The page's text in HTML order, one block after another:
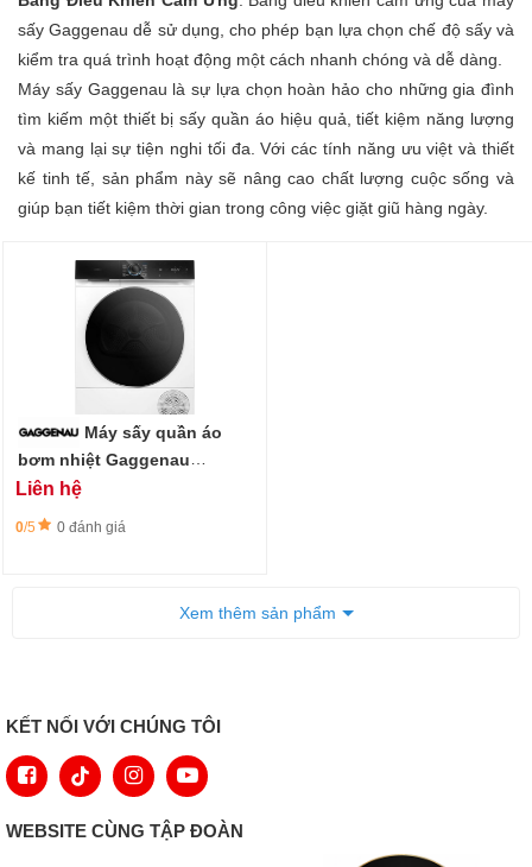
sấy Gaggenau dễ sử dụng, cho phép bạn lựa chọn chế độ sấy và
kiểm tra quá trình hoạt động một cách nhanh chóng và dễ dàng.
Máy sấy Gaggenau là sự lựa chọn hoàn hảo cho những gia đình
tìm kiếm một thiết bị sấy quần áo hiệu quả, tiết kiệm năng lượng
và mang lại sự tiện nghi tối đa. Với các tính năng ưu việt và thiết
kế tinh tế, sản phẩm này sẽ nâng cao chất lượng cuộc sống và
giúp bạn tiết kiệm thời gian trong công việc giặt giũ hàng ngày.
Máy sấy quần áo
bơm nhiệt Gaggenau
WT260165 Series 200 9kg
Liên hệ
0/5 0 đánh giá
Xem thêm sản phẩm
KẾT NỐI VỚI CHÚNG TÔI
WEBSITE CÙNG TẬP ĐOÀN